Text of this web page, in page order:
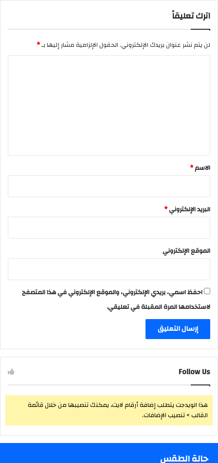
اترك تعليقاً
لن يتم نشر عنوان بريدك الإلكتروني.الحقول الإلزامية مشار إليها بـ*
*
الاسم*
البريد الإلكتروني*
الموقع الإلكتروني
احفظ اسمي، بريدي الإلكتروني، والموقع الإلكتروني في هذا المتصفح
لاستخدامها المرة المقبلة في تعليقي.
Follow Us
هذا الويدجت يتطلب إضافة أرقام لايت، يمكنك تنصيبها من خلال قائمة
القالب > تنصيب الإضافات.
حالة الطقس